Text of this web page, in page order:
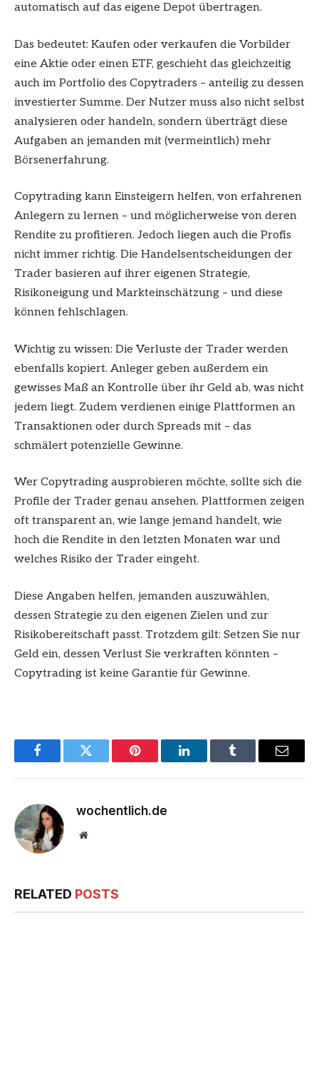
automatisch auf das eigene Depot übertragen.
Das bedeutet: Kaufen oder verkaufen die Vorbilder
eine Aktie oder einen ETF, geschieht das gleichzeitig
auch im Portfolio des Copytraders – anteilig zu dessen
investierter Summe. Der Nutzer muss also nicht selbst
analysieren oder handeln, sondern überträgt diese
Aufgaben an jemanden mit (vermeintlich) mehr
Börsenerfahrung.
Copytrading kann Einsteigern helfen, von erfahrenen
Anlegern zu lernen – und möglicherweise von deren
Rendite zu profitieren. Jedoch liegen auch die Profis
nicht immer richtig. Die Handelsentscheidungen der
Trader basieren auf ihrer eigenen Strategie,
Risikoneigung und Markteinschätzung – und diese
können fehlschlagen.
Wichtig zu wissen: Die Verluste der Trader werden
ebenfalls kopiert. Anleger geben außerdem ein
gewisses Maß an Kontrolle über ihr Geld ab, was nicht
jedem liegt. Zudem verdienen einige Plattformen an
Transaktionen oder durch Spreads mit – das
schmälert potenzielle Gewinne.
Wer Copytrading ausprobieren möchte, sollte sich die
Profile der Trader genau ansehen. Plattformen zeigen
oft transparent an, wie lange jemand handelt, wie
hoch die Rendite in den letzten Monaten war und
welches Risiko der Trader eingeht.
Diese Angaben helfen, jemanden auszuwählen,
dessen Strategie zu den eigenen Zielen und zur
Risikobereitschaft passt. Trotzdem gilt: Setzen Sie nur
Geld ein, dessen Verlust Sie verkraften könnten –
Copytrading ist keine Garantie für Gewinne.
FacebookTwitter Pinterest LinkedInTumblr Email
wochentlich.de
Website
RELATED POSTS